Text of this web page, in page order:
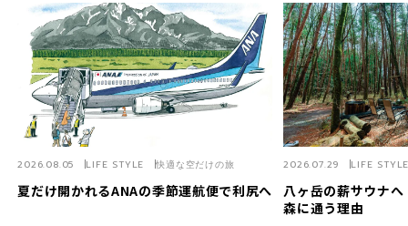
夏だけ開かれるANAの季節運航便で利尻へ
2026.08.05 LIFE STYLE 快適な空だけの旅
八ヶ岳の薪サウナ
森に通う理由
2026.07.29 LIFE